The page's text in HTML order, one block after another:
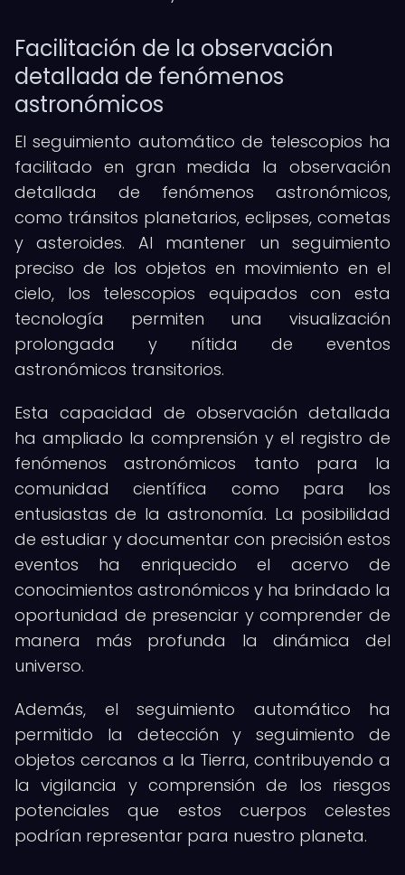
Facilitación de la observación
detallada de fenómenos
astronómicos
El seguimiento automático de telescopios ha
facilitado en gran medida la observación
detallada de fenómenos astronómicos,
como tránsitos planetarios, eclipses, cometas
y asteroides. Al mantener un seguimiento
preciso de los objetos en movimiento en el
cielo, los telescopios equipados con esta
tecnología permiten una visualización
prolongada y nítida de eventos
astronómicos transitorios.
Esta capacidad de observación detallada
ha ampliado la comprensión y el registro de
fenómenos astronómicos tanto para la
comunidad científica como para los
entusiastas de la astronomía. La posibilidad
de estudiar y documentar con precisión estos
eventos ha enriquecido el acervo de
conocimientos astronómicos y ha brindado la
oportunidad de presenciar y comprender de
manera más profunda la dinámica del
universo.
Además, el seguimiento automático ha
permitido la detección y seguimiento de
objetos cercanos a la Tierra, contribuyendo a
la vigilancia y comprensión de los riesgos
potenciales que estos cuerpos celestes
podrían representar para nuestro planeta.